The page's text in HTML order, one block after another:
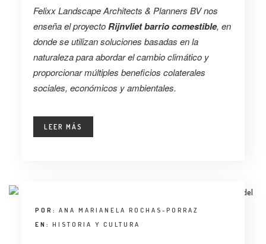
Felixx Landscape Architects & Planners BV nos
enseña el proyectoRijnvliet barrio comestible, en
donde se utilizan soluciones basadas en la
naturaleza para abordar el cambio climático y
proporcionar múltiples beneficios colaterales
sociales, económicos y ambientales.
LEER MÁS
POR: ANA MARIANELA ROCHAS-PORRAZ
EN: HISTORIA Y CULTURA